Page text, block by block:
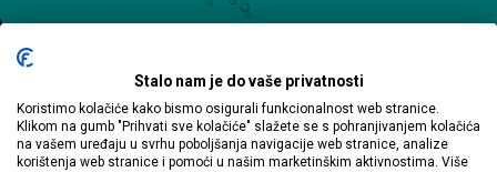
10000 Zagreb
hr-sales@alef.com
Stalo nam je do vaše privatnosti
Koristimo kolačiće kako bismo osigurali funkcionalnost web stranice.
Klikom na gumb "Prihvati sve kolačiće" slažete se s pohranjivanjem kolačića
na vašem uređaju u svrhu poboljšanja navigacije web stranice, analize
korištenja web stranice i pomoći u našim marketinškim aktivnostima. Više